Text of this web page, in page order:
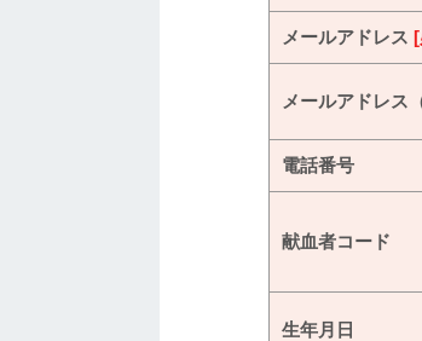
メールアドレス [
メールアドレス
電話番号
献血者コード
生年月日